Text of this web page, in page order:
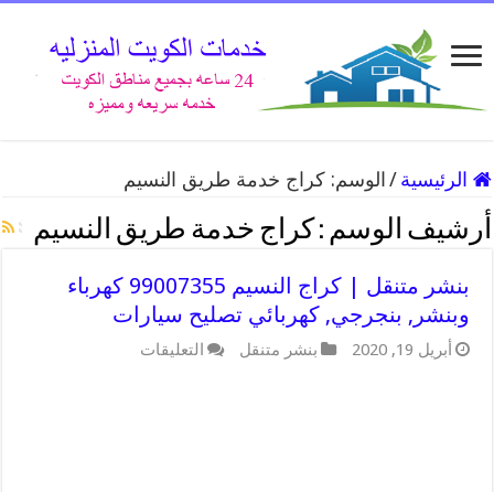
الرئيسية / الوسم:كراج خدمة طريق النسيم
أرشيف الوسم : كراج خدمة طريق النسيم
بنشر متنقل | كراج النسيم 99007355 كهرباء
وبنشر, بنجرجي, كهربائي تصليح سيارات
أبريل 19, 2020 بنشر متنقل التعليقات